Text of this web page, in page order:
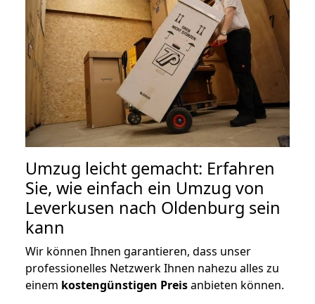
Umzug leicht gemacht: Erfahren
Sie, wie einfach ein Umzug von
Leverkusen nach Oldenburg sein
kann
Wir können Ihnen garantieren, dass unser
professionelles Netzwerk Ihnen nahezu alles zu
einem kostengünstigen Preisanbieten können.